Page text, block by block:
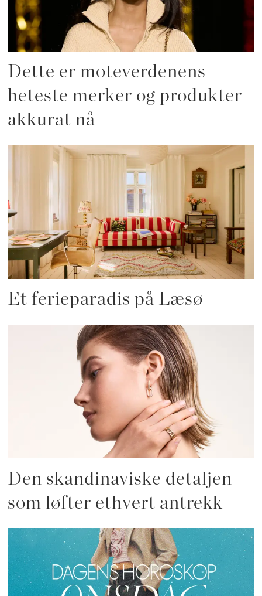
Dette er moteverdenens
heteste merker og produkter
akkurat nå
Et ferieparadis på Læsø
Den skandinaviske detaljen
som løfter ethvert antrekk